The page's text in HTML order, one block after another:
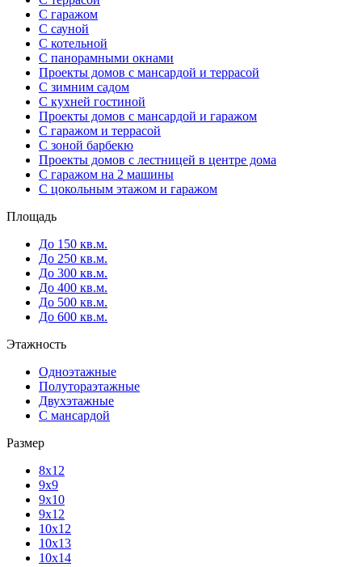
С гаражом
С сауной
С котельной
С панорамными окнами
Проекты домов с мансардой и террасой
С зимним садом
С кухней гостиной
Проекты домов с мансардой и гаражом
С гаражом и террасой
С зоной барбекю
Проекты домов с лестницей в центре дома
С гаражом на 2 машины
С цокольным этажом и гаражом
Площадь
До 150 кв.м.
До 250 кв.м.
До 300 кв.м.
До 400 кв.м.
До 500 кв.м.
До 600 кв.м.
Этажность
Одноэтажные
Полутораэтажные
Двухэтажные
С мансардой
Размер
8х12
9х9
9х10
9х12
10х12
10х13
10х14